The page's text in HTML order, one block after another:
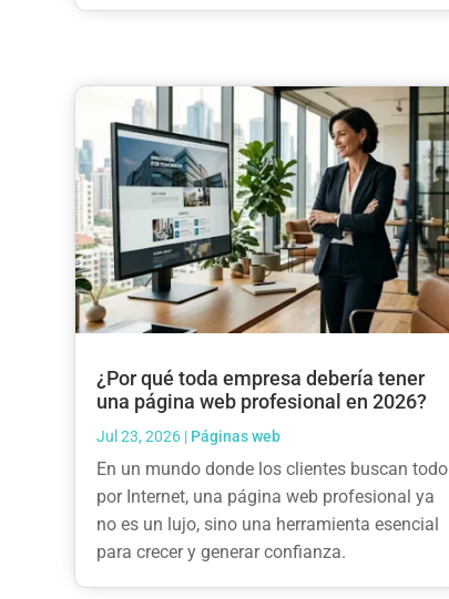
¿Por qué toda empresa debería tener
una página web profesional en 2026?
Jul 23, 2026 | Páginas web
En un mundo donde los clientes buscan todo
por Internet, una página web profesional ya
no es un lujo, sino una herramienta esencial
para crecer y generar confianza.